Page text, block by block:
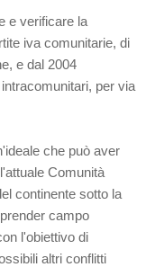
e verificare la
iva comunitarie, di
e dal 2004
per via
che può aver
Comunità
continente sotto la
campo
l'obiettivo di
altri conflitti